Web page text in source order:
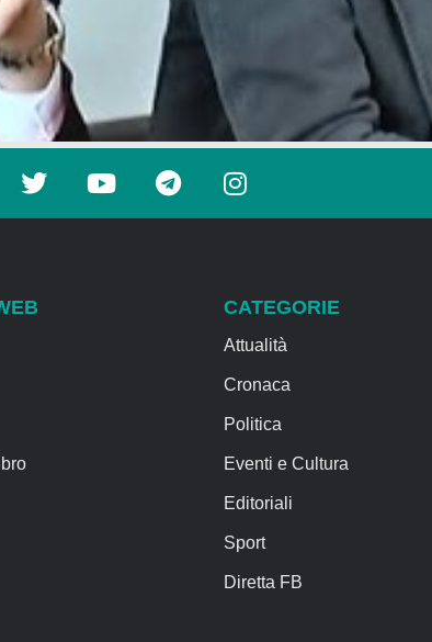
CATEGORIE
Attualità
Cronaca
Politica
Eventi e Cultura
Editoriali
Sport
Diretta FB